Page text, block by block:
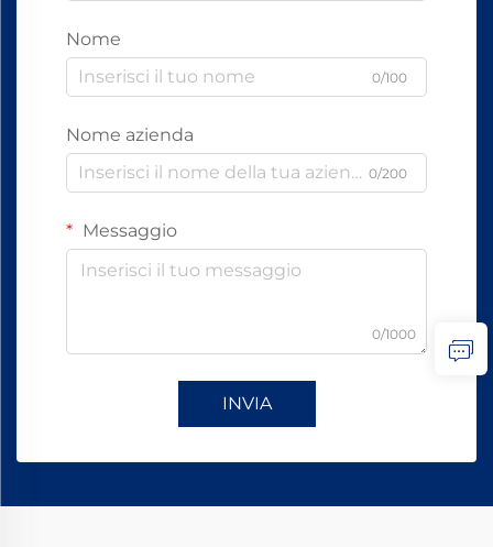
Nome
0/100
Nome azienda
0/200
Messaggio
0/1000
INVIA